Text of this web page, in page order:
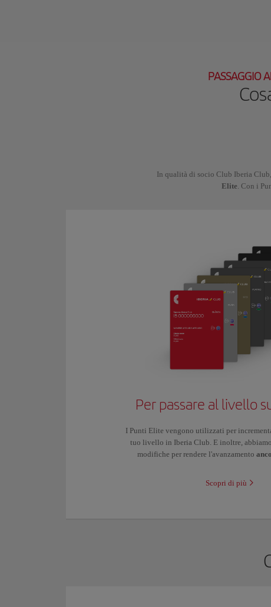
PASSAGGIO
In qualità di socio Club Iberia
Elite. Con i
Per passare al livello
I Punti Elite vengono utilizzati per
tuo livello in Iberia Club. E inoltre,
modifiche per rendere l'avanzamento
Scopri di più